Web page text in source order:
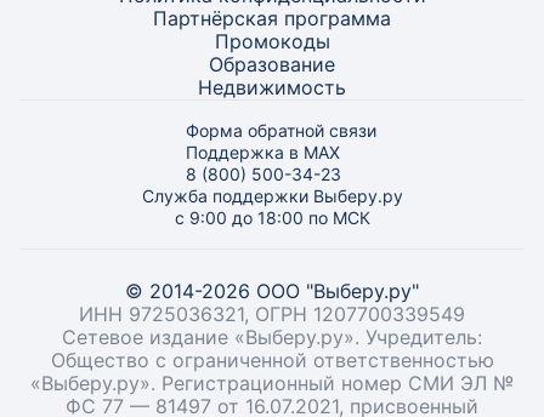
Партнёрская программа
Промокоды
Образование
Недвижимость
Форма обратной связи
Поддержка в MAX
8 (800) 500-34-23
Служба поддержки Выберу.ру
с 9:00 до 18:00 по МСК
© 2014-2026 ООО "Выберу.ру"
ИНН 9725036321, ОГРН 1207700339549
Сетевое издание «Выберу.ру». Учредитель:
Общество с ограниченной ответственностью
«Выберу.ру». Регистрационный номер СМИ ЭЛ №
ФС 77 — 81497 от 16.07.2021, присвоенный